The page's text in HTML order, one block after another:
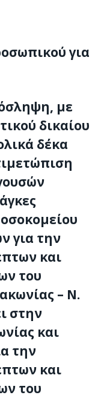
για
με
δικαίου
δέκα
για την
και
του
– Ν.
στην
και
την
και
του